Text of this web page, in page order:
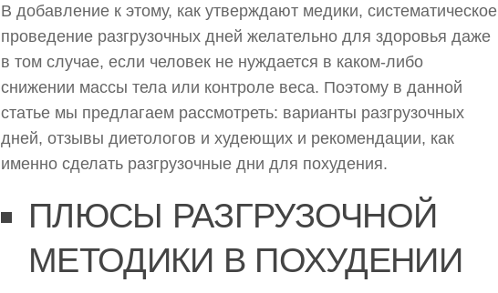
В добавление к этому, как утверждают медики, систематическое
проведение разгрузочных дней желательно для здоровья даже
в том случае, если человек не нуждается в каком-либо
снижении массы тела или контроле веса. Поэтому в данной
статье мы предлагаем рассмотреть: варианты разгрузочных
дней, отзывы диетологов и худеющих и рекомендации, как
именно сделать разгрузочные дни для похудения.
ПЛЮСЫ РАЗГРУЗОЧНОЙ
МЕТОДИКИ В ПОХУДЕНИИ